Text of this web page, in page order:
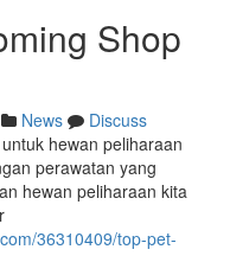
Shop
News
Discuss
hewan peliharaan
perawatan yang
hewan peliharaan kita
36310409/top-pet-